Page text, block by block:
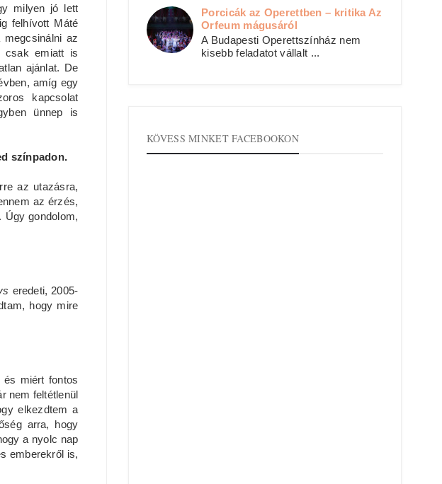
milyen jó lett
felhívott Máté
az
csak emiatt is
ajánlat. De
amíg egy
kapcsolat
ünnep is
színpadon.
az utazásra,
az érzés,
Úgy gondolom,
eredeti, 2005-
hogy mire
és miért fontos
nem feltétlenül
elkezdtem a
arra, hogy
a nyolc nap
emberekről is,
Porcicák az Operettben – kritika Az
Orfeum mágusáról
A Budapesti Operettszínház nem
kisebb feladatot vállalt ...
KÖVESS MINKET FACEBOOKON